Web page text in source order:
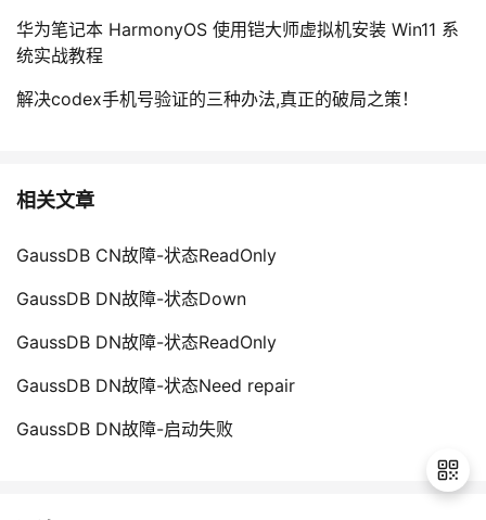
华为笔记本 HarmonyOS 使用铠大师虚拟机安装 Win11 系
统实战教程
解决codex手机号验证的三种办法,真正的破局之策！
相关文章
GaussDB CN故障-状态ReadOnly
GaussDB DN故障-状态Down
GaussDB DN故障-状态ReadOnly
GaussDB DN故障-状态Need repair
GaussDB DN故障-启动失败